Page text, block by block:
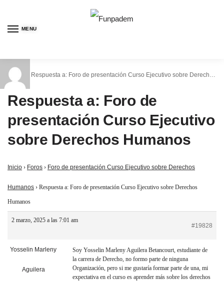
MENU
Inicio Respuesta a: Foro de presentación Curso Ejecutivo sobre Derechos Humanos
Respuesta a: Foro de
presentación Curso Ejecutivo
sobre Derechos Humanos
Inicio › Foros › Foro de presentación Curso Ejecutivo sobre Derechos
Humanos › Respuesta a: Foro de presentación Curso Ejecutivo sobre Derechos
Humanos
2 marzo, 2025 a las 7:01 am
#19828
Yosselin Marleny
Aguilera
Soy Yosselin Marleny Aguilera Betancourt, estudiante de
la carrera de Derecho, no formo parte de ninguna
Organización, pero si me gustaría formar parte de una, mi
expectativa en el curso es aprender más sobre los derechos